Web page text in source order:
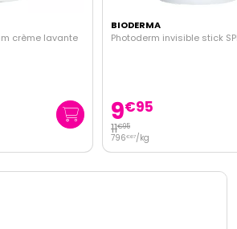
crème lavante
BIODERMA
Photoderm invisible stick
9€95
€95
796€ 67/kg